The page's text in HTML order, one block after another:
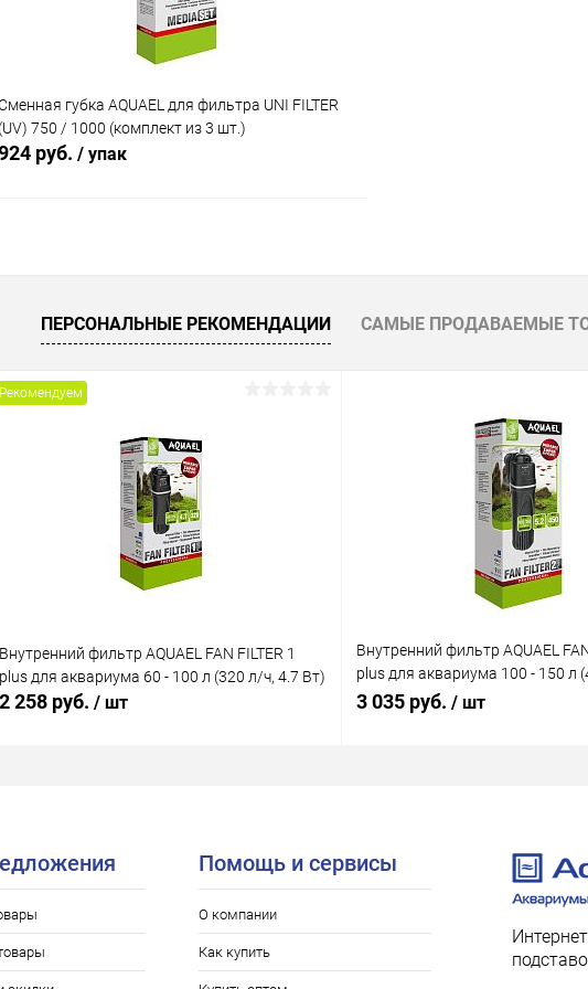
губка AQUAEL для фильтра UNI FILTER
(UV) 750 / 1000 (комплект из 3 шт.)
руб. / упак
В наличии
ПЕРСОНАЛЬНЫЕ РЕКОМЕНДАЦИИ САМЫЕ ПРОДАВАЕМЫЕ
Рекомендуем
Внутренний фильтр AQUAEL FAN FILTER 1
plus для аквариума 60 - 100 л (320 л/ч, 4.7 Вт)
2 258 руб. / шт
Внутренний фильтр AQUAEL
plus для аквариума 100 - 150 л
Вт)
3 035 руб. / шт
Помощь и сервисы
О компании
Как купить